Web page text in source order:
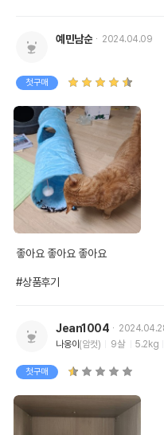
예민남순 2024.04.09
첫구매
좋아요 좋아요 좋아요
#상품후기
Jean1004
나옹이 (암컷) 9살 5.2kg
첫구매